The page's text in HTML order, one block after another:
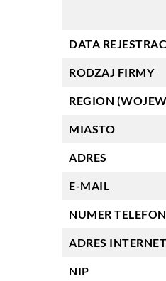
DATA
RODZAJ FIRMY
REGION
MIASTO
ADRES
E-MAIL
NUMER
ADRES
NIP